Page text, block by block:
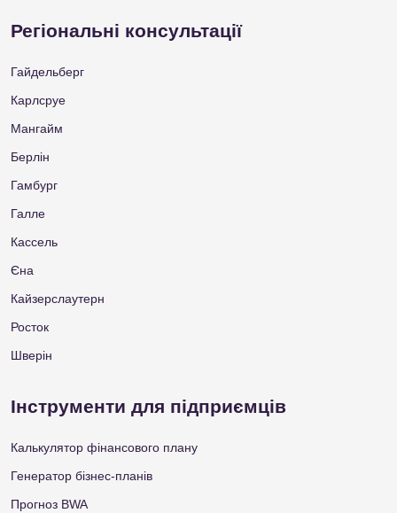
Регіональні консультації
Гайдельберг
Карлсруе
Мангайм
Берлін
Гамбург
Галле
Кассель
Єна
Кайзерслаутерн
Росток
Шверін
Інструменти для підприємців
Калькулятор фінансового плану
Генератор бізнес-планів
Прогноз BWA